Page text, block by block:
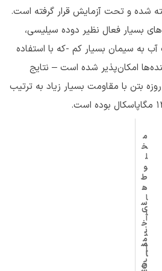
شده و تحت آزمایش قرار گرفته است.
بسیار فعال نظیر دوده سیلیسی،
به سیمان بسیار کم -که با استفاده
امکان‌پذیر شده است – نتایج
مقاومت فشاری ۲۸ و ۱۲۰ روزه بتن با مقاومت بسیار زیاد به ترتیب
س
ا
خ
س
ا
خ
ت
م
ا
ن
م
خ
ل
و
ط‌
ه
ا
ی
آ
ز
م
ا
ی